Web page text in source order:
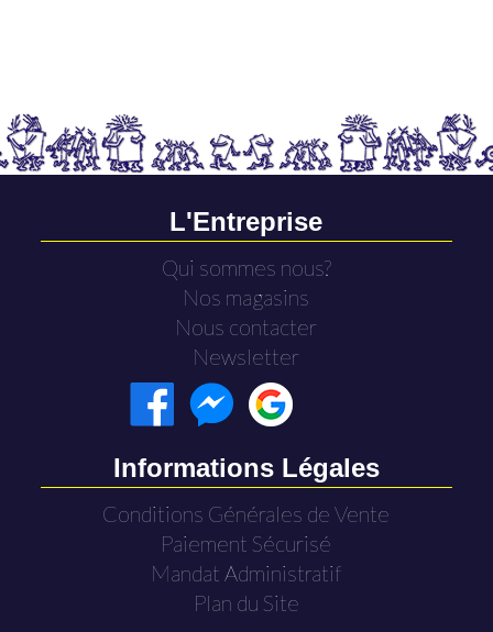
L'Entreprise
Qui sommes nous?
Nos magasins
Nous contacter
Newsletter
Informations Légales
Conditions Générales de Vente
Paiement Sécurisé
Mandat Administratif
Plan du Site